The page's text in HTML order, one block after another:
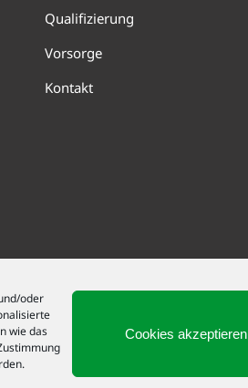
oder
wie das
Cookies akzeptieren
Qualifizierung
Vorsorge
Kontakt